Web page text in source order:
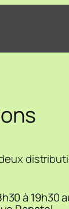
à 19h30